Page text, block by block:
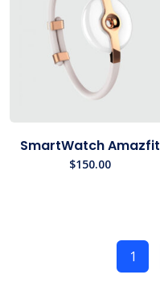
SmartWatch Amazfit
$150.00
1